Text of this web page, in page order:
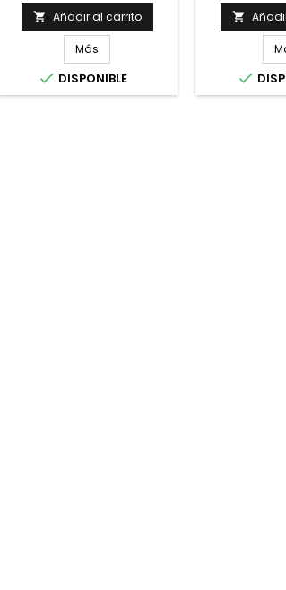
 Añadir al carrito
Más
 DISPONIBLE

